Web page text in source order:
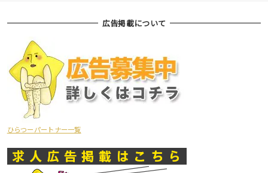
広告掲載について
ひらつーパートナー一覧